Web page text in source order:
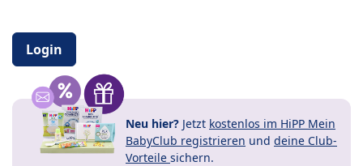
Login
Neu hier? Jetzt kostenlos im HiPP Mein
BabyClub registrieren und deine Club-
Vorteile sichern.